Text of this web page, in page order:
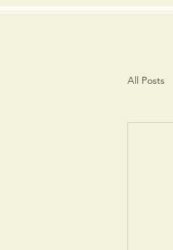
All Posts